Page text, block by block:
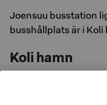
Joensuu busstation
busshållplats är i
Koli hamn
Koli hamn är 2,5 km
Finlands insjövatten